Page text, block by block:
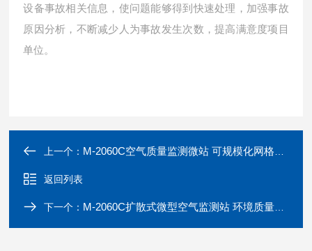
设备事故相关信息，使问题能够得到快速处理，加强事故
原因分析，不断减少人为事故发生次数，提高满意度项目
单位。
上一个： M-2060C空气质量监测微站 可规模化网格布点 粉尘浓度检测仪
返回列表
下一个： M-2060C扩散式微型空气监测站 环境质量监测设备 粉尘浓度检测仪